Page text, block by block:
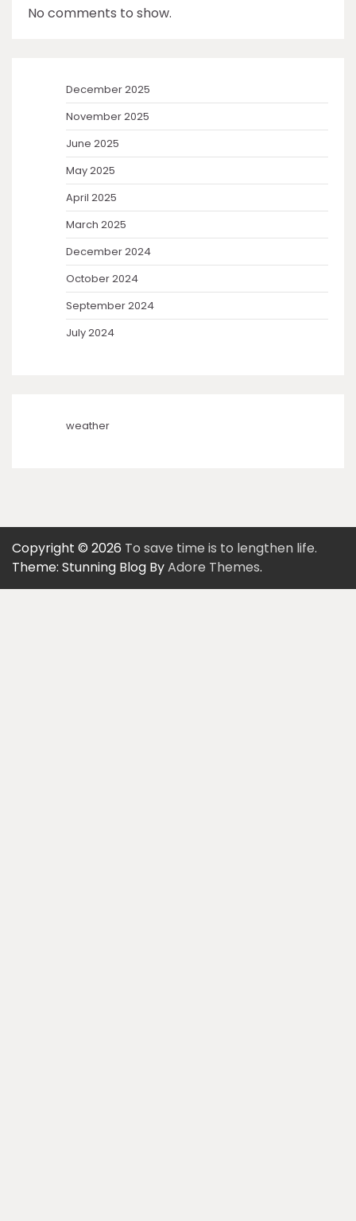
No comments to show.
December 2025
November 2025
June 2025
May 2025
April 2025
March 2025
December 2024
October 2024
September 2024
July 2024
weather
Copyright © 2026 To save time is to lengthen life.
Theme: Stunning Blog ByAdore Themes.